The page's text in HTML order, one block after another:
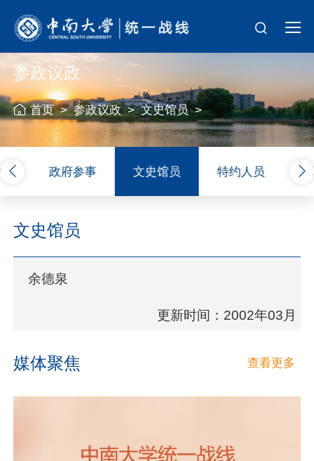
参政议政
首页 > 参政议政 > 文史馆员 >
） 政府参事 04
文史馆员 特约人员
文史馆员
余德泉
更新时间：2002年03月
媒体聚焦 查看更多